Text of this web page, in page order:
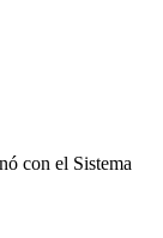
con el Sistema